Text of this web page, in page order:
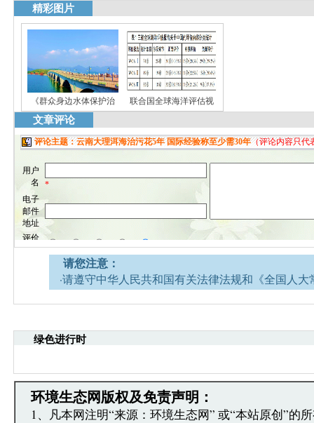
精彩图片
《群众身边水体保护治 联合国全球海洋评估视
文章评论
请您注意：
·请遵守中华人民共和国有关法律法规和《全国人
引起的法律责任。
·环境生态网文章跟帖管理员有权保留或删除其管辖
·发表本评论即表明您已经阅读并接受上述条款，如
文章跟帖管理员反映。
绿色进行时
环境生态网版权及免责声明：
1、凡本网注明“来源：环境生态网” 或“本站原创”的